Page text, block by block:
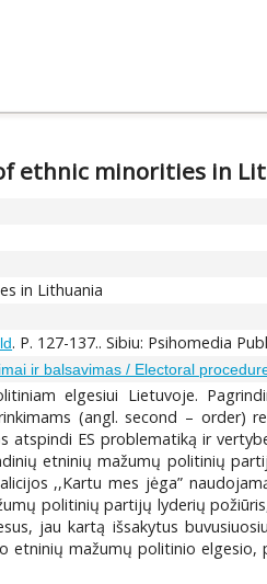
ethnic minorities in
in Lithuania
. P. 127-137.. Sibiu: Psihomedia
ir balsavimas / Electoral
elgesiui Lietuvoje.
(angl. second – order)
ES problematiką ir
etninių mažumų politinių
,,Kartu mes jėga”
politinių partijų lyderių
jau kartą išsakytus
mažumų politinio elgesio,